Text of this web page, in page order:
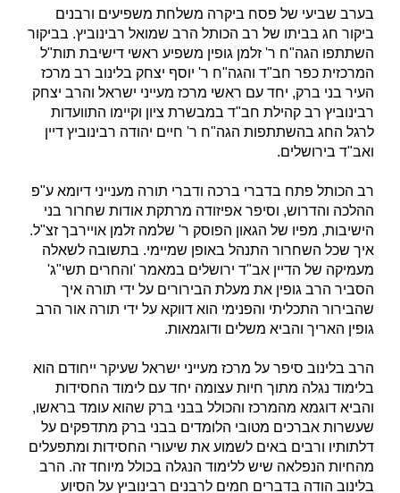
בערב שביעי של פסח ביקרה משלחת משפיעים ורבנים
ביקור חג בביתו של רב הכותל הרב שמואל רבינוביץ. בביקור
השתתפו הגה"ח ר' זלמן גופין משפיע ראשי דישיבת תות"ל
המרכזית כפר חב"ד והגה"ח ר' יוסף יצחק בלינוב רב מרכז
העיר בני ברק, יחד עם ראשי מרכז מעייני ישראל והרב יצחק
רבינוביץ רב קהילת חב"ד במבשרת ציון וקיימו התוועדות
לרגל החג בהשתתפות הגה"ח ר' חיים יהודה רבינוביץ דיין
ואב"ד בירושלים.
רב הכותל פתח בדברי ברכה ודברי תורה מענייני דיומא ע"פ
ההלכה והדרוש, וסיפר אפיזודה מרתקת אודות שחרור בני
הישיבות, מפיו של הגאון הפוסק ר' שלמה זלמן אויירבך זצ"ל.
איך שכל השחרור התנהל באופן שמיימי. בתשובה לשאלה
מעמיקה של הדיין אב"ד ירושלים במאמר 'והחרים תשי"ג'
הסביר הרב גופין את מעלת הבירורים על ידי תורה איך
שהבירור התכליתי והפנימי הוא דווקא על ידי תורה אור הרב
גופין האריך והביא משלים ודוגמאות.
הרב בלינוב סיפר על מרכז מעייני ישראל שעיקר ייחודם הוא
בלימוד נגלה מתוך חיות עצומה יחד עם לימוד החסידות
והביא דוגמא מהמרכז והכולל בבני ברק שהוא עומד בראשו,
שעשרות אברכים מטובי הלומדים בבני ברק מתדפקים על
דלתותיו ורבים באים לשמוע את שיעורי החסידות ומתפעלים
מהחיות הנפלאה שיש ללימוד הנגלה בכולל מיוחד זה. הרב
בלינוב הודה בדברים חמים לרבנים רבינוביץ על הסיוע